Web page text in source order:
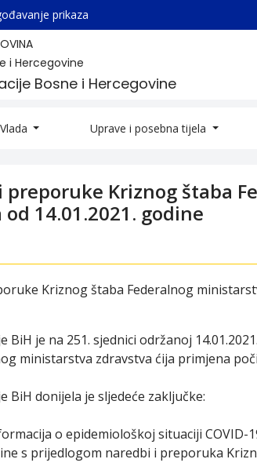
prikaza
i Hercegovine
Bosne i Hercegovine
Vlada Uprave i posebna tijela
preporuke Kriznog štaba
14.01.2021. godine
Kriznog štaba Federalnog
BiH je na 251. sjednici održanoj
ministarstva zdravstva ćija primjena
BiH donijela je sljedeće zaključke:
o epidemiološkoj situaciji COVID-
s prijedlogom naredbi i preporuka